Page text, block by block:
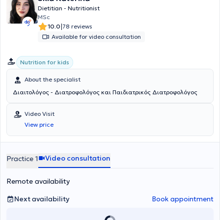
Dietitian - Nutritionist
MSc
10.0|78 reviews
Available for video consultation
Nutrition for kids
About the specialist
Διαιτολόγος - Διατροφολόγος και Παιδιατρικός Διατροφολόγος
Video Visit
View price
Practice 1 Video consultation
Remote availability
Next availability
Book appointment